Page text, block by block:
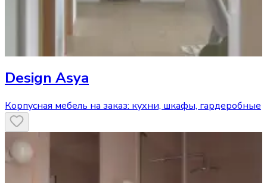
Design Asya
Корпусная мебель на заказ: кухни, шкафы, гардеробные